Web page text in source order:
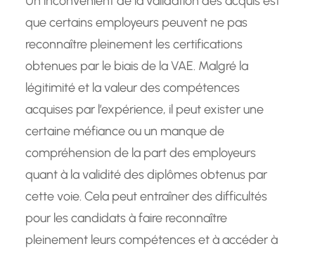
que certains employeurs peuvent ne pas
reconnaître pleinement les certifications
obtenues par le biais de la VAE. Malgré la
légitimité et la valeur des compétences
acquises par l’expérience, il peut exister une
certaine méfiance ou un manque de
compréhension de la part des employeurs
quant à la validité des diplômes obtenus par
cette voie. Cela peut entraîner des difficultés
pour les candidats à faire reconnaître
pleinement leurs compétences et à accéder à